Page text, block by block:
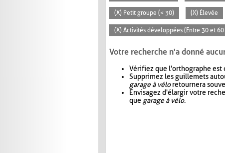
(X) Petit groupe (< 30) (X) Élevée
(X) Activités développées (Entre 30 et
Votre recherche n'a donné
Vérifiez que l'orthographe est
Supprimez les guillemets
garage à véloretournera
Envisagez d'élargir votre
que garage à vélo.